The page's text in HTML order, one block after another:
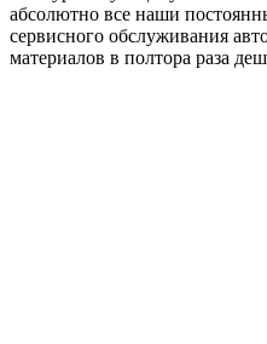
абсолютно все наши
сервисного обслуживания
материалов в полтора раза